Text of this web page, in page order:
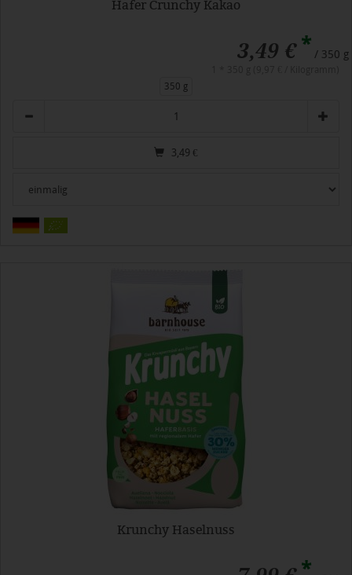
Hafer Crunchy Kakao
3,49 €* / 350 g
350 g
3,49 €
Krunchy Haselnuss
*